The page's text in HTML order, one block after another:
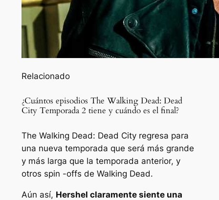
Relacionado
¿Cuántos episodios The Walking Dead: Dead
City Temporada 2 tiene y cuándo es el final?
The Walking Dead: Dead City regresa para
una nueva temporada que será más grande
y más larga que la temporada anterior, y
otros spin -offs de Walking Dead.
Aún así, Hershel claramente siente una